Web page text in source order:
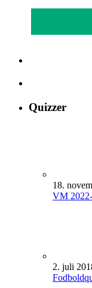
Quizzer
18.
VM
2. juli